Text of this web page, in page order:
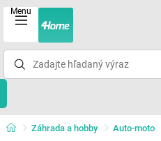
Menu
Záhrada a hobby Auto-moto